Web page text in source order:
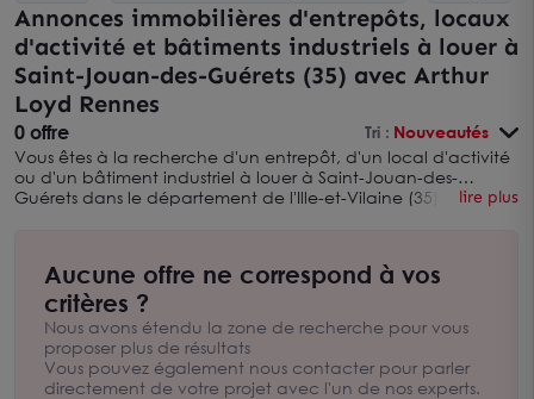
Annonces immobilières d'entrepôts, locaux
d'activité et bâtiments industriels à louer à
Saint-Jouan-des-Guérets (35) avec Arthur
Loyd Rennes
0 offre Tri : Nouveautés
Vous êtes à la recherche d'un entrepôt, d'un local d'activité
ou d'un bâtiment industriel à louer à Saint-Jouan-des-
Guérets dans le département de l'Ille-et-Vilaine (35) ?
annonces immobilières d'entrepôts, usines et locaux d'activités
à louer dans l'ILLE-ET-VILAINE (35) avec Arthur Loyd Rennes.
Nous sommes une agence immobilière spécialisée dans
l’immobilier pour les entreprises et les professionnels. Nous
sommes à votre écoute au 02.99.87.01.01 pour vous aider
dans votre recherche.
lire plus
Aucune offre ne correspond à vos
critères ?
Nous avons étendu la zone de recherche pour vous
proposer plus de résultats
Vous pouvez également nous contacter pour parler
directement de votre projet avec l'un de nos experts.